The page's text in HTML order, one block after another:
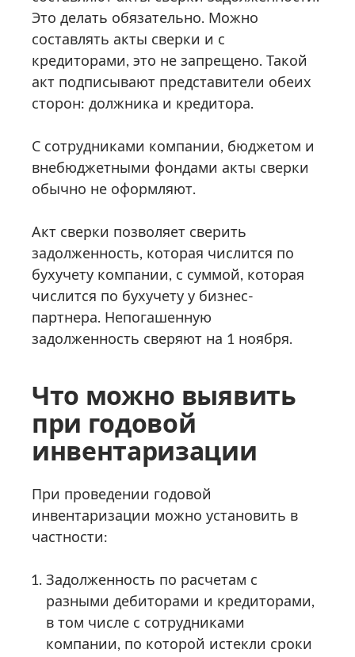
Это делать обязательно. Можно
составлять акты сверки и с
кредиторами, это не запрещено. Такой
акт подписывают представители обеих
сторон: должника и кредитора.
С сотрудниками компании, бюджетом и
внебюджетными фондами акты сверки
обычно не оформляют.
Акт сверки позволяет сверить
задолженность, которая числится по
бухучету компании, с суммой, которая
числится по бухучету у бизнес-
партнера. Непогашенную
задолженность сверяют на 1 ноября.
Что можно выявить
при годовой
инвентаризации
При проведении годовой
инвентаризации можно установить в
частности:
Задолженность по расчетам с
разными дебиторами и кредиторами,
в том числе с сотрудниками
компании, по которой истекли сроки